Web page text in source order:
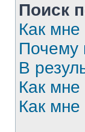
Поиск
Как
Почему
В
Как
Как